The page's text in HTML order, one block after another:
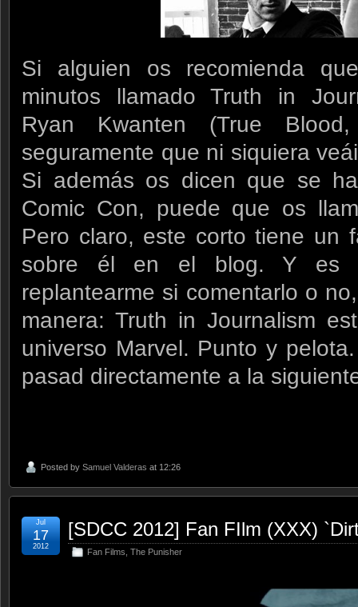
Si alguien os recomienda
minutos llamado Truth in
Ryan Kwanten (True
seguramente que ni siquiera
Si además os dicen que se
Comic Con, puede que os
Pero claro, este corto tiene un
sobre él en el blog. Y es
replantearme si comentarlo o
manera: Truth in Journalism
universo Marvel. Punto y
pasad directamente a la
Posted by Samuel Valderas at 12:26
[SDCC 2012] Fan FIlm (XXX)
Fan Films The Punisher
Jul
17
2012